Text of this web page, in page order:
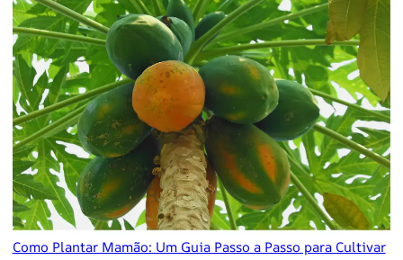
Como Plantar Mamão: Um Guia Passo a Passo para Cultivar